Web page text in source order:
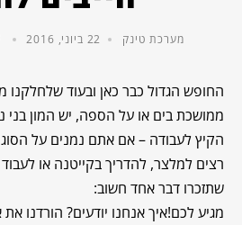
מערכת טינק 22 ביוני, 2016
החופש הגדול כבר כאן ובעוד שלחלקנו
ממושכת בים או על הספה, יש המון בני
הקיץ לעבודה – אם אתם נמנים על
רצים למלצר, להדריך בקייטנה או לעבוד
שתזכרו דבר אחד חשוב:
מגיע לכם!איך אנחנו יודעים? הורדנו